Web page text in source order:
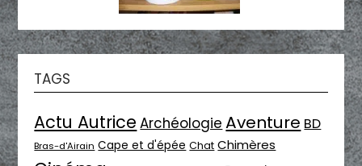
TAGS
Actu Autrice Archéologie Aventure BD
Bras-d'Airain Cape et d'épée Chat Chimères